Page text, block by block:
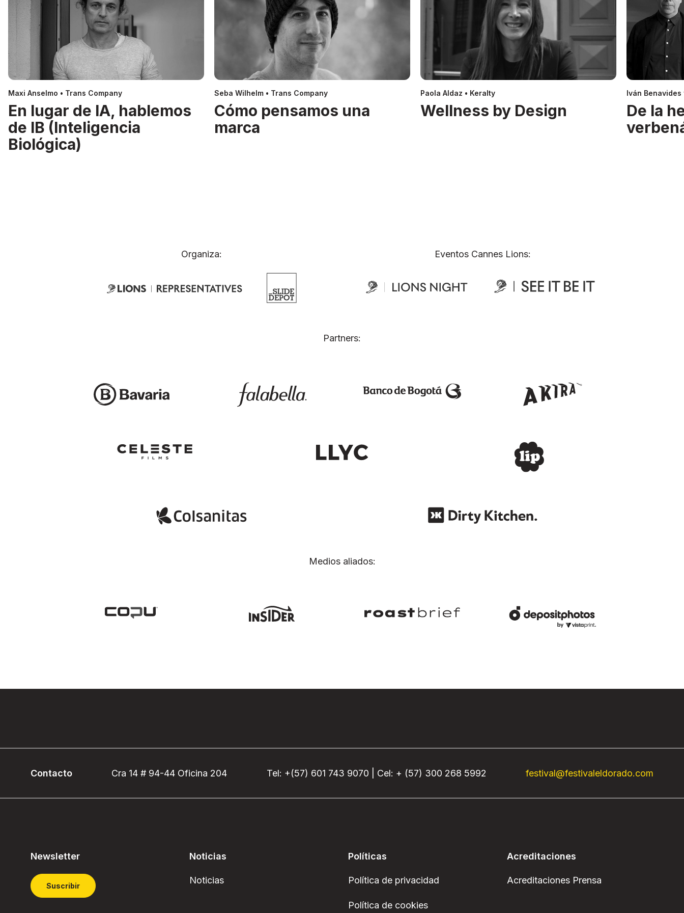
Maxi Anselmo • Trans Company
En lugar de IA, hablemos
de IB (Inteligencia
Biológica)
Seba Wilhelm • Trans Company
Cómo pensamos una
marca
Paola Aldaz • Keralty
Wellness by Design
Iván
De la
Organiza: Eventos Cannes Lions:
Partners:
Medios aliados:
Contacto Cra 14 # 94-44 Oficina 204 Tel: +(57) 601 743 9070 | Cel: + (57) 300 268 5992 festival@festivaleldorado.com
Newsletter
Suscribir
Noticias
Noticias
Políticas
Política de privacidad
Política de cookies
Acreditaciones
Acreditaciones Prensa